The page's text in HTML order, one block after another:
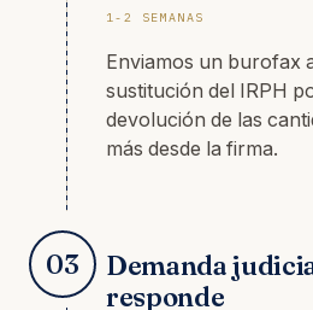
1-2 SEMANAS
Enviamos un burofax
sustitución del IRPH
devolución de las
más desde la firma.
03
Demanda
responde